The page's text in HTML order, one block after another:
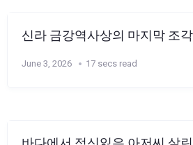
신라 금강역사상의 마지막 조
June 3, 2026 17 secs read